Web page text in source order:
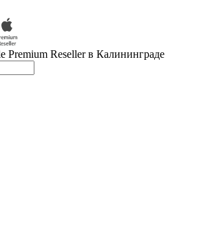
Reseller в Калининграде